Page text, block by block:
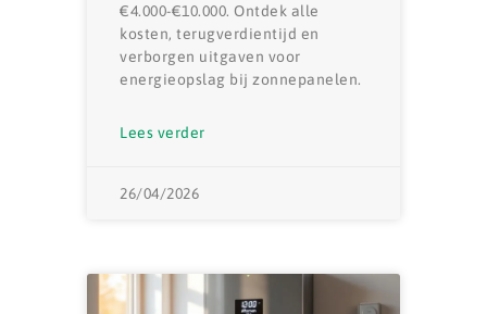
€4.000-€10.000. Ontdek alle
kosten, terugverdientijd en
verborgen uitgaven voor
energieopslag bij zonnepanelen.
Lees verder
26/04/2026